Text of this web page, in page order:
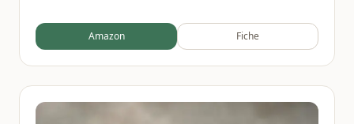
en fer pour cuisinière
Amazon Fiche